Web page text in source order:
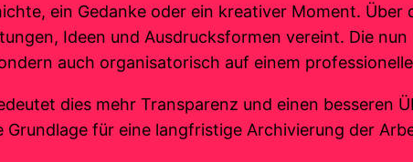
ein Gedanke oder ein kreativer Moment. Über
Ideen und Ausdrucksformen vereint. Die
auch organisatorisch auf einem
dies mehr Transparenz und einen besseren
für eine langfristige Archivierung der